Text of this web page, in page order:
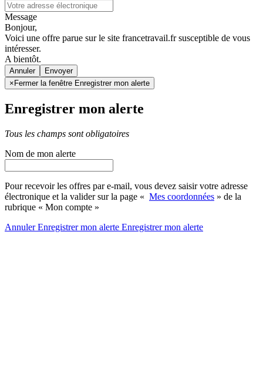
Message
Bonjour,
Voici une offre parue sur le site francetravail.fr susceptible de vous
intéresser.
A bientôt.
Annuler
× Fermer la fenêtre Enregistrer mon alerte
Enregistrer mon alerte
Tous les champs sont obligatoires
Nom de mon alerte
Pour recevoir les offres par e-mail, vous devez saisir votre adresse
électronique et la valider sur la page « Mes coordonnées » de la
rubrique « Mon compte »
AnnulerEnregistrer mon alerte Enregistrermon alerte